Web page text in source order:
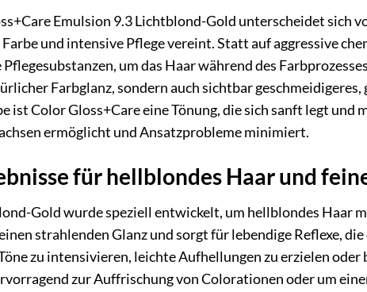
Emulsion 9.3 Lichtblond-Gold unterscheidet sich
und intensive Pflege vereint. Statt auf aggressive
um das Haar während des
Farbglanz, sondern auch sichtbar geschmeidigeres,
ist Color Gloss+Care eine Tönung, die sich sanft legt und
ermöglicht und Ansatzprobleme minimiert.
für hellblondes Haar und
Gold wurde speziell entwickelt, um hellblondes Haar
strahlenden Glanz und sorgt für lebendige Reflexe,
zu intensivieren, leichte Aufhellungen zu erzielen
zur Auffrischung von Colorationen oder um